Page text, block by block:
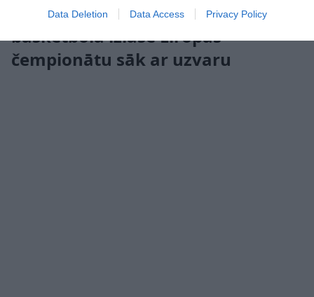
Data Deletion Data Access Privacy Policy
Beruē uguņo! Latvijas U-16
basketbola izlase Eiropas
čempionātu sāk ar uzvaru